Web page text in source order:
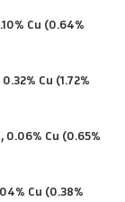
Cu (0.64%
Cu (1.72%
0.06% Cu (0.65%
Cu (0.38%